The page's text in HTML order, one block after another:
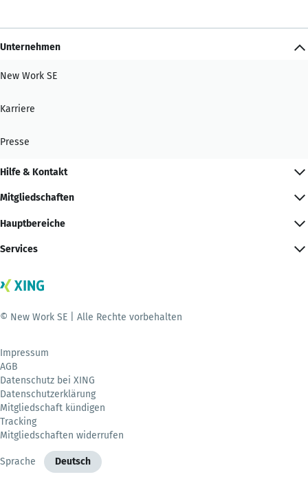
Unternehmen
New Work SE
Karriere
Presse
Hilfe & Kontakt
Mitgliedschaften
Hauptbereiche
Services
© New Work SE | Alle Rechte vorbehalten
Impressum
AGB
Datenschutz bei XING
Datenschutzerklärung
Mitgliedschaft kündigen
Tracking
Mitgliedschaften widerrufen
Sprache Deutsch